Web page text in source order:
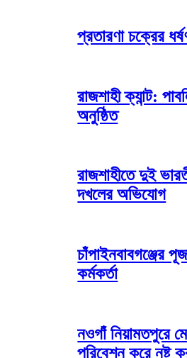
প্রতারণা চক্রের
রাজশাহী ক্যান্ট:
অনুষ্ঠিত
রাজশাহীতে দুই
দখলের অভিযোগ
চাঁপাইনবাবগঞ্জের
কর্মকর্তা
নওগাঁ নিয়ামতপুরে
পরিবেশন করে নষ্ট